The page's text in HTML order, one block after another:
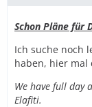
Schon Pläne für
Ich suche noch
haben, hier mal
We have full day
Elafiti.